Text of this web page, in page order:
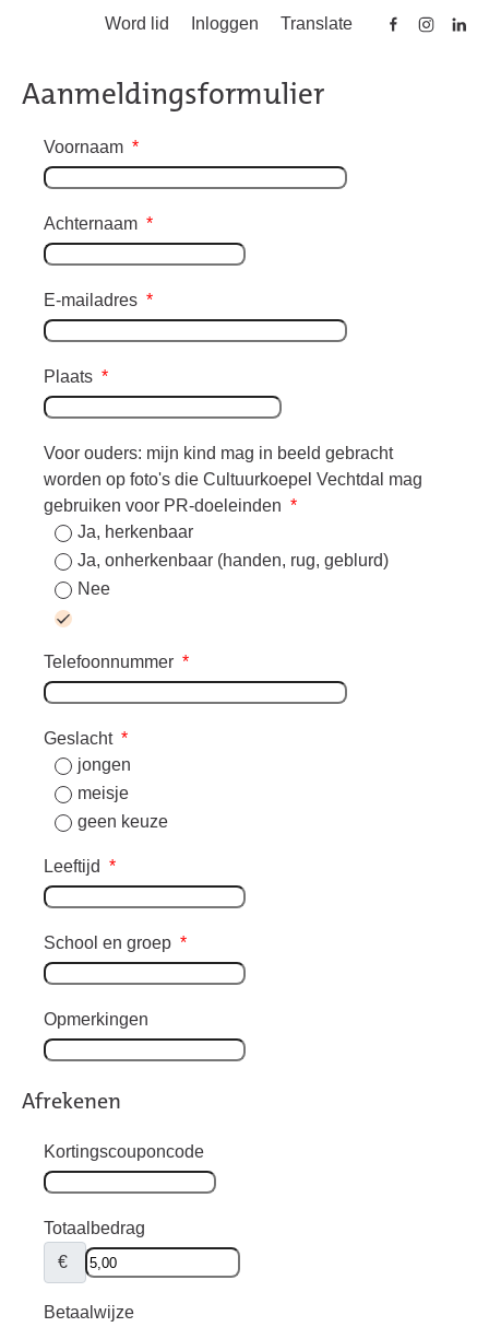
Word lid Inloggen Translate
Aanmeldingsformulier
Voornaam *
Achternaam *
E-mailadres *
Plaats *
Voor ouders: mijn kind mag in beeld gebracht
worden op foto's die Cultuurkoepel Vechtdal mag
gebruiken voor PR-doeleinden *
Ja, herkenbaar
Ja, onherkenbaar (handen, rug, geblurd)
Nee
Telefoonnummer *
Geslacht *
jongen
meisje
geen keuze
Leeftijd *
School en groep *
Opmerkingen
Afrekenen
Kortingscouponcode
Totaalbedrag
€
Betaalwijze